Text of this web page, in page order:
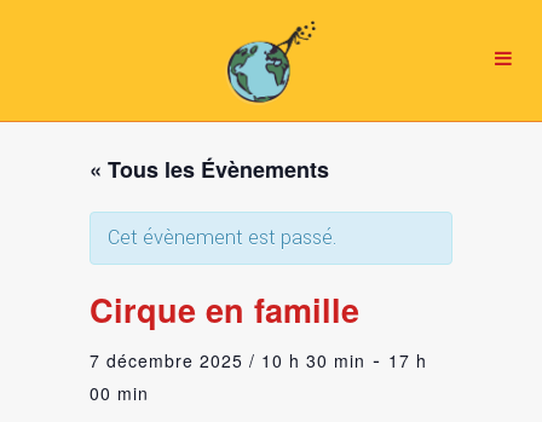
« Tous les Évènements
Cet évènement est passé.
Cirque en famille
7 décembre 2025 / 10 h 30 min - 17 h
00 min